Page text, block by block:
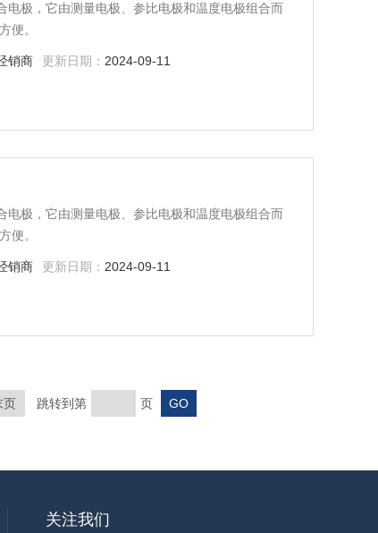
极，它由测量电极、参比电极和温度电极组合而
便。
销商 更新日期： 2024-09-11
极，它由测量电极、参比电极和温度电极组合而
便。
销商 更新日期： 2024-09-11
页 跳转到第 页
关注我们